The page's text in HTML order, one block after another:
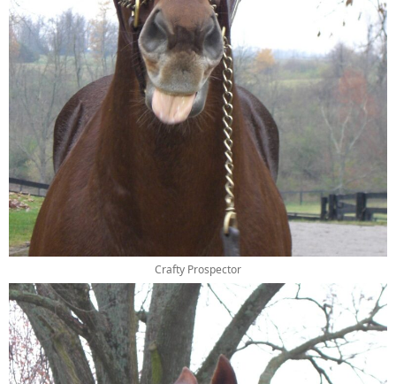
Crafty Prospector